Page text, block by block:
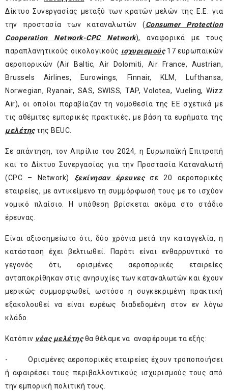
Δίκτυο Συνεργασίας μεταξύ των κρατών μελών της Ε.Ε. για
την προστασία των καταναλωτών (Consumer Protection
Cooperation Network-CPC Network), αναφορικά με τους
παραπλανητικούς οικολογικούς ισχυρισμούς17 ευρωπαϊκών
αεροπορικών (Air Baltic, Air Dolomiti, Air France, Austrian,
Brussels Airlines, Eurowings, Finnair, KLM, Lufthansa,
Norwegian, Ryanair, SAS, SWISS, TAP, Volotea, Vueling, Wizz
Air), οι οποίοι παραβίαζαν τη νομοθεσία της ΕΕ σχετικά με
τις αθέμιτες εμπορικές πρακτικές, με βάση τα ευρήματα της
μελέτηςτης BEUC.
Σε απάντηση, τον Απρίλιο του 2024, η Ευρωπαϊκή Επιτροπή
και το Δίκτυο Συνεργασίας για την Προστασία Καταναλωτή
(CPC – Network) ξεκίνησαν έρευνεςσε 20 αεροπορικές
εταιρείες, με αντικείμενο τη συμμόρφωσή τους με το ισχύον
νομικό πλαίσιο. Η υπόθεση βρίσκεται ακόμα στο στάδιο
έρευνας.
Είναι αξιοσημείωτο ότι, δύο χρόνια μετά την καταγγελία, η
κατάσταση έχει βελτιωθεί. Παρότι είναι ενθαρρυντικό το
γεγονός ότι, ορισμένες αεροπορικές εταιρείες
ανταποκρίθηκαν στις ανησυχίες των καταναλωτών και έχουν
μερικώς συμμορφωθεί, ωστόσο η συγκεκριμένη πρακτική
εξακολουθεί να είναι ευρέως διαδεδομένη στον εν λόγω
κλάδο.
Κατόπιν νέας μελέτηςθα θέλαμε να αναφέρουμε τα εξής:
- Ορισμένες αεροπορικές εταιρείες έχουν τροποποιήσει
ή αφαιρέσει τους περιβαλλοντικούς ισχυρισμούς τους από
την εμπορική πολιτική τους.